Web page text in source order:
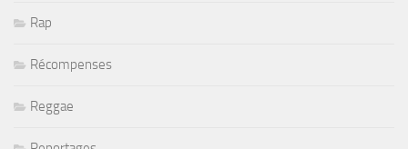
Rap
Récompenses
Reggae